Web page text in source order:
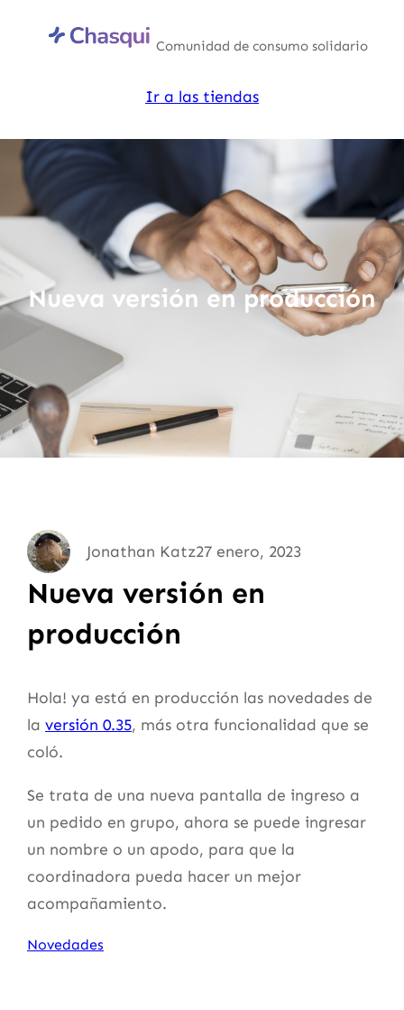
Comunidad de consumo solidario
Ir a las tiendas
Nueva versión en producción
Jonathan Katz27 enero, 2023
Nueva versión en
producción
Hola! ya está en producción las novedades de
la versión 0.35, más otra funcionalidad que se
coló.
Se trata de una nueva pantalla de ingreso a
un pedido en grupo, ahora se puede ingresar
un nombre o un apodo, para que la
coordinadora pueda hacer un mejor
acompañamiento.
Novedades